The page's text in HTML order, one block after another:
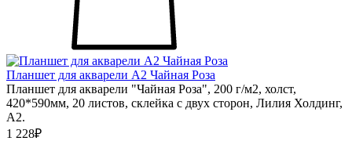
Планшет для акварели А2 Чайная Роза
Планшет для акварели "Чайная Роза", 200 г/м2, холст,
420*590мм, 20 листов, склейка с двух сторон, Лилия Холдинг,
А2.
1 228₽